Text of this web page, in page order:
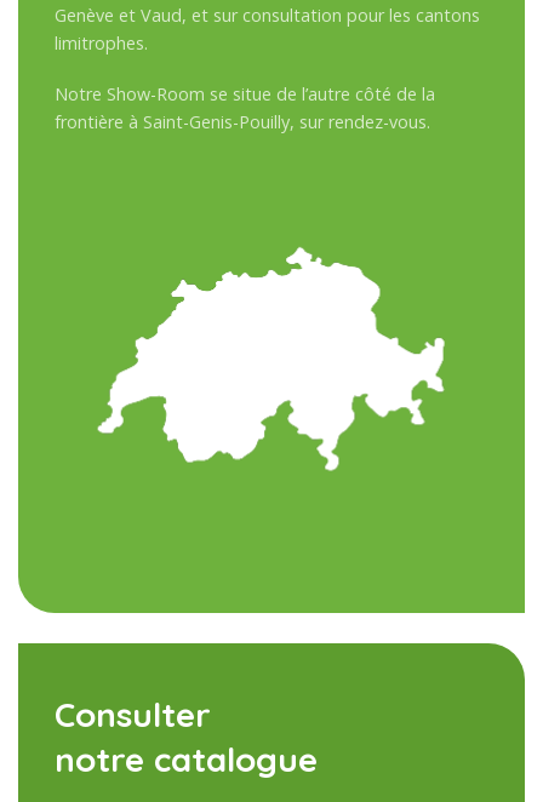
Genève et Vaud, et sur consultation pour les cantons
limitrophes.
Notre Show-Room se situe de l’autre côté de la
frontière à Saint-Genis-Pouilly, sur rendez-vous.
Consulter
notre catalogue